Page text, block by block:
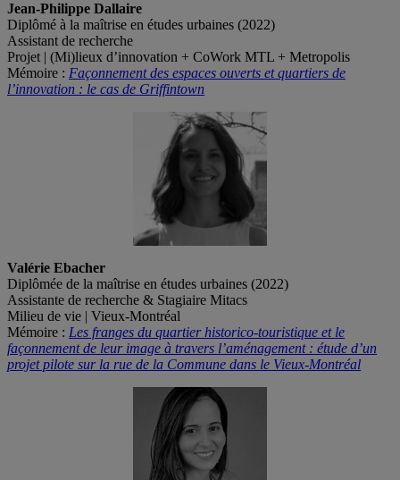
Jean-Philippe Dallaire
Diplômé à la maîtrise en études urbaines (2022)
Assistant de recherche
Projet | (Mi)lieux d’innovation + CoWork MTL + Metropolis
Mémoire : Façonnement des espaces ouverts et quartiers de
l’innovation : le cas de Griffintown
Valérie Ebacher
Diplômée de la maîtrise en études urbaines (2022)
Assistante de recherche & Stagiaire Mitacs
Milieu de vie | Vieux-Montréal
Mémoire : Les franges du quartier historico-touristique et le
façonnement de leur image à travers l’aménagement : étude d’un
projet pilote sur la rue de la Commune dans le Vieux-Montréal